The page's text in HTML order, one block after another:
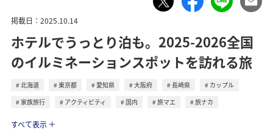
掲載日：2025.10.14
ホテルでうっとり泊も。2025-2026全国
のイルミネーションスポットを訪れる旅
北海道 東京都 愛知県 大阪府 長崎県
カップル
家族旅行
アクティビティ 国内 旅マエ
旅ナカ
すべて表示